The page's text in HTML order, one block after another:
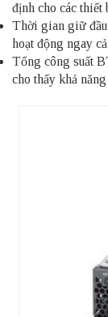
định cho các thiết
Thời gian giữ
hoạt động ngay
Tổng công suất
cho thấy khả